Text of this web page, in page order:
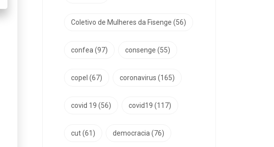
Coletivo de Mulheres da Fisenge (56)
confea (97) consenge (55)
copel (67) coronavirus (165)
covid 19 (56) covid19 (117)
cut(61) democracia (76)